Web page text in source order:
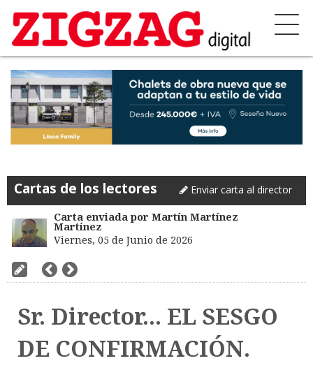
Cartas de los lectores Enviar carta al director
Carta enviada por Martín Martínez
Martínez
Viernes, 05 de Junio de 2026
Sr. Director... EL SESGO
DE CONFIRMACIÓN.